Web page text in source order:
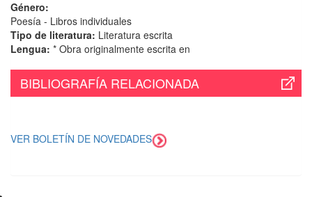
Género:
Poesía - Libros individuales
Tipo de literatura: Literatura escrita
Lengua: * Obra originalmente escrita en
BIBLIOGRAFÍA RELACIONADA
VER BOLETÍN DE NOVEDADES